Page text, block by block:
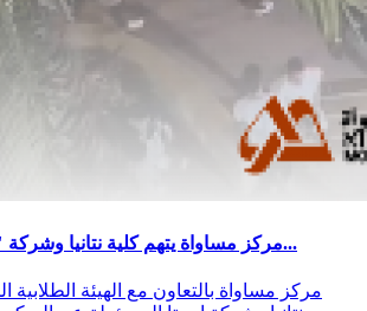
مركز مساواة يتهم كلية نتانيا وشركة "ايستا" بالتواطئ مع...
مركز مساواة بالتعاون مع الهيئة الطلابية